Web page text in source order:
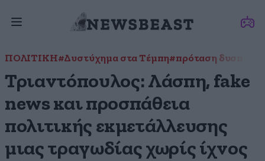
ΠΟΛΙΤΙΚΗ#Δυστύχημα στα Τέμπη#πρόταση
Τριαντόπουλος: Λάσπη, fake
news και προσπάθεια
πολιτικής εκμετάλλευσης
μιας τραγωδίας χωρίς ίχνος